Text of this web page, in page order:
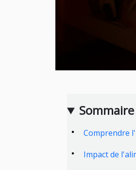
Sommaire
Comprendre
Impact de